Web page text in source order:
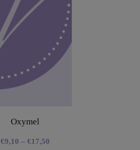
Oxymel
€9,10 – €17,50